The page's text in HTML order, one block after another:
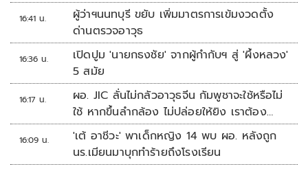
16:41 น.
ผู้ว่าฯนนทบุรี ขยับ เพิ่มมาตรการเข้มงวดตั้ง
ด่านตรวจอาวุธ
16:36 น.
เปิดปูม 'นายกธงชัย' จากผู้กำกับฯ สู่ 'ผึ้งหลวง'
5 สมัย
16:17 น.
ผอ. JIC ลั่นไม่กลัวอาวุธจีน กัมพูชาจะใช้หรือไม่
ใช้ หากขึ้นลำกล้อง ไม่ปล่อยให้ยิง เราต้อง
จัดการก่อน
16:09 น.
'เต้ อาชีวะ' พาเด็กหญิง 14 พบ ผอ. หลังถูก
นร.เมียนมาบุกทำร้ายถึงโรงเรียน